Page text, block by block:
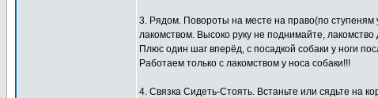
3. Рядом. Повороты на месте на право(по ступеням
лакомством. Высоко руку не поднимайте,
Плюс один шаг вперёд, с посадкой собаки у ноги
Работаем только с лакомством у носа собаки!!!
4. Связка Сидеть-Стоять. Встаньте или сядьте на